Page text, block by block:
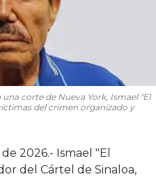
corte de Nueva York, Ismael "El
del crimen organizado y
2026.- Ismael "El
del Cártel de Sinaloa,